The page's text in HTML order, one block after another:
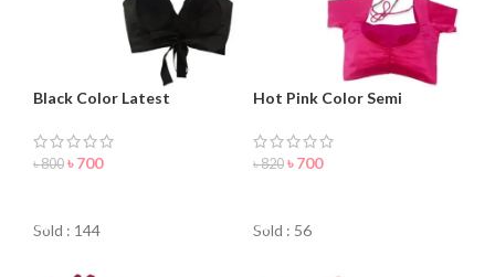
Black Color Latest
Women
৳800 ৳700
Sold : 144
Hot Pink Color Semi
৳820 ৳700
Sold : 56